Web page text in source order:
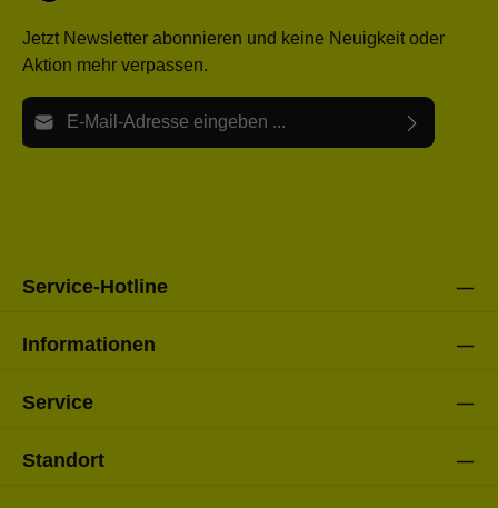
Jetzt Newsletter abonnieren und keine Neuigkeit oder
Aktion mehr verpassen.
E-Mail-Adresse*
Service-Hotline
Informationen
Service
Standort